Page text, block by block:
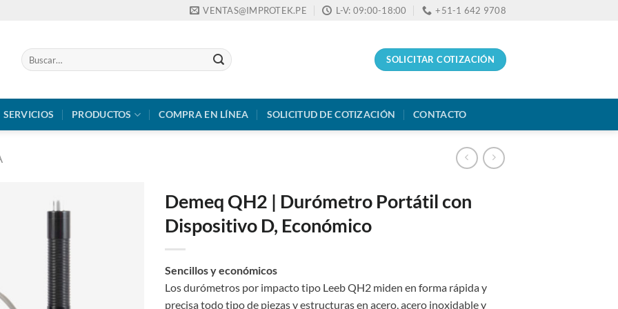
VENTAS@IMPROTEK.PE L-V: 09:00-18:00 +51-1 642 9708
Buscar
por:
SOLICITAR COTIZACIÓN
SERVICIOS PRODUCTOS COMPRA EN LÍNEA SOLICITUD DE COTIZACIÓN CONTACTO
Demeq QH2 | Durómetro Portátil con
Dispositivo D, Económico
Sencillos y económicos
Los durómetros por impacto tipo Leeb QH2 miden en forma rápida y
precisa todo tipo de piezas y estructuras en acero, acero inoxidable y